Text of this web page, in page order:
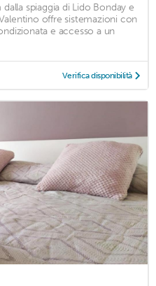
spiaggia di Lido Bonday e
offre sistemazioni con
e accesso a un
Verifica disponibilità